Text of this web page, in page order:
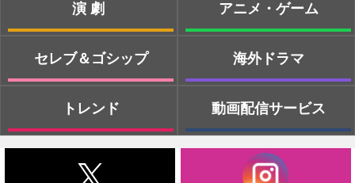
演劇
セレブ＆ゴシップ
トレンド
アニメ・ゲーム
海外ドラマ
動画配信サービス